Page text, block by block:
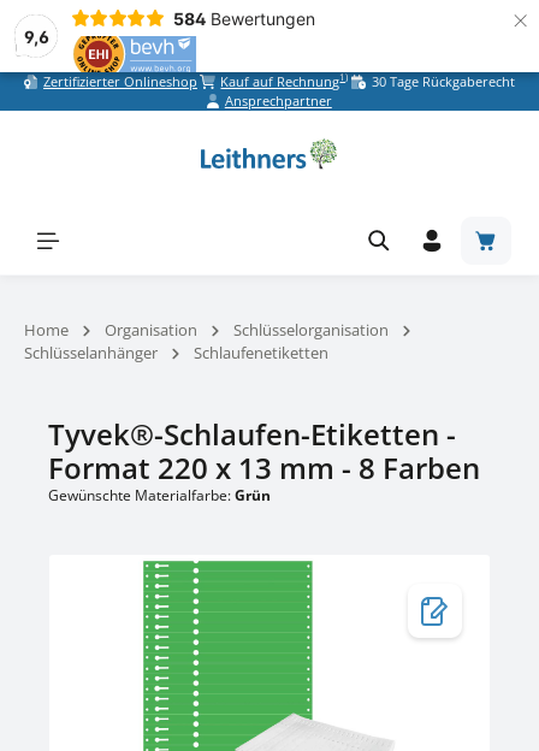
9,6
584 Bewertungen ×
Zum Hauptinhalt springen
Zertifizierter Onlineshop Kauf auf Rechnung1)
30 Tage Rückgaberecht
Ansprechpartner
Home Organisation
Schlüsselorganisation
Schlüsselanhänger
Schlaufenetiketten
Tyvek®-Schlaufen-Etiketten -
Format 220 x 13 mm - 8 Farben
Gewünschte Materialfarbe:Grün
Bildergalerie überspringen